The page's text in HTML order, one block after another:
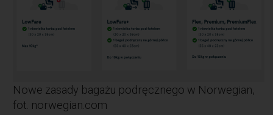
Nowe zasady bagażu podręcznego w Norwegian,
fot. norwegian.com